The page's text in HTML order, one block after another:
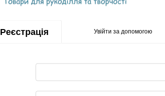
Реєстрація Увійти за допомогою